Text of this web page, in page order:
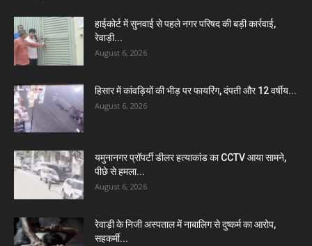
हाईकोर्ट में सुनवाई से पहले नगर परिषद की बड़ी कार्रवाई,
रेवाड़ी...
August 6, 2026
हिसार में कांवड़ियों की भीड़ पर फायरिंग, दंपती और 12 वर्षीय...
August 6, 2026
यमुनानगर प्रॉपर्टी डीलर हत्याकांड का CCTV आया सामने,
पीछे से हमला...
August 6, 2026
रेवाड़ी के निजी अस्पताल में नाबालिग से दुष्कर्म का आरोप,
सहकर्मी...